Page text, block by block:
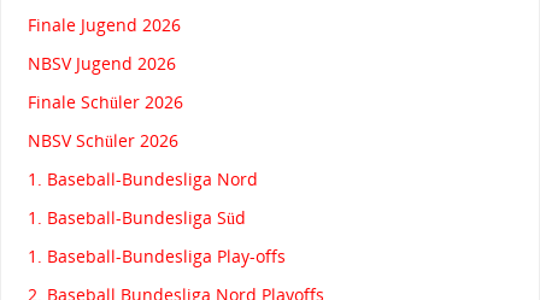
Finale Jugend 2026
NBSV Jugend 2026
Finale Schüler 2026
NBSV Schüler 2026
1. Baseball-Bundesliga Nord
1. Baseball-Bundesliga Süd
1. Baseball-Bundesliga Play-offs
2. Baseball Bundesliga Nord Playoffs